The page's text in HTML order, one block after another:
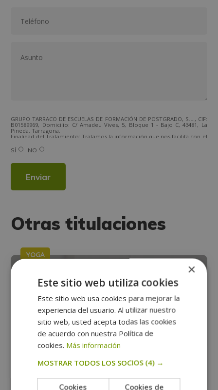
GRUPO TARRACO DE ESCUELAS DE FORMACIÓN DE POSTGRADO, S.L., CIF:
B01589969, Domicilio: C/ Amadeu Vives, 5, Bloque 1 - Bajo C, 43481, La
Pineda, Tarragona.
Finalidad del Tratamiento: Tratamos la información que nos facilita con el
los productos ofrecidos y otros tipo de productos que fueran de su
interés.
Derechos: Puede ejercitar sus derechos identificándose suficientemente,
Para más información consulte nuestra Política de Privacidad.
SÍ NO
Otras titulaciones
YOGA
×
Este sitio web utiliza cookies
Este sitio web usa cookies para mejorar la
experiencia del usuario. Al utilizar nuestro
sitio web, usted acepta todas las cookies
de acuerdo con nuestra Política de
cookies. Más información
MOSTRAR TODOS LOS SOCIOS (4) →
Cookies Cookies de